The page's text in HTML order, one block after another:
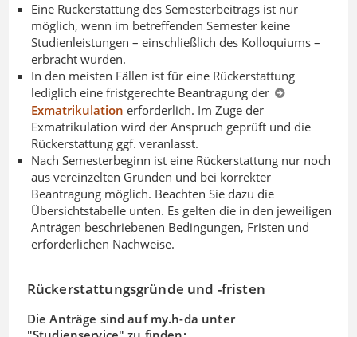
Eine Rückerstattung des Semesterbeitrags ist nur
möglich, wenn im betreffenden Semester keine
Studienleistungen – einschließlich des Kolloquiums –
erbracht wurden.
In den meisten Fällen ist für eine Rückerstattung
lediglich eine fristgerechte Beantragung der
Exmatrikulation erforderlich. Im Zuge der
Exmatrikulation wird der Anspruch geprüft und die
Rückerstattung ggf. veranlasst.
Nach Semesterbeginn ist eine Rückerstattung nur noch
aus vereinzelten Gründen und bei korrekter
Beantragung möglich. Beachten Sie dazu die
Übersichtstabelle unten. Es gelten die in den jeweiligen
Anträgen beschriebenen Bedingungen, Fristen und
erforderlichen Nachweise.
Rückerstattungsgründe und -fristen
Die Anträge sind auf my.h-da unter